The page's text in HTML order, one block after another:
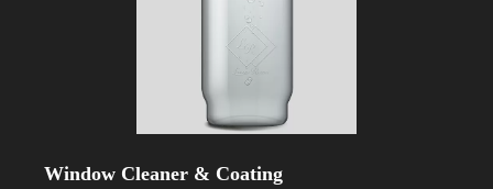
Window Cleaner & Coating